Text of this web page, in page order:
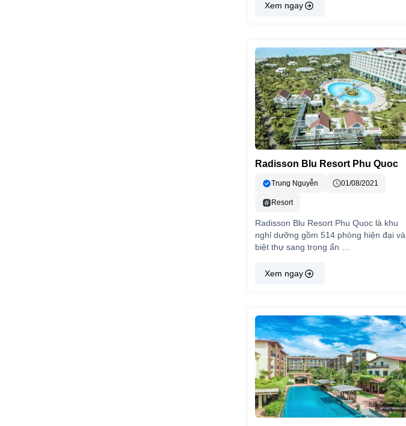
Xem ngay
Radisson Blu Resort Phu Quoc
Trung Nguyễn 01/08/2021
Resort
Radisson Blu Resort Phu Quoc là khu
nghỉ dưỡng gồm 514 phòng hiện đại và
biệt thự sang trọng ẩn …
Xem ngay